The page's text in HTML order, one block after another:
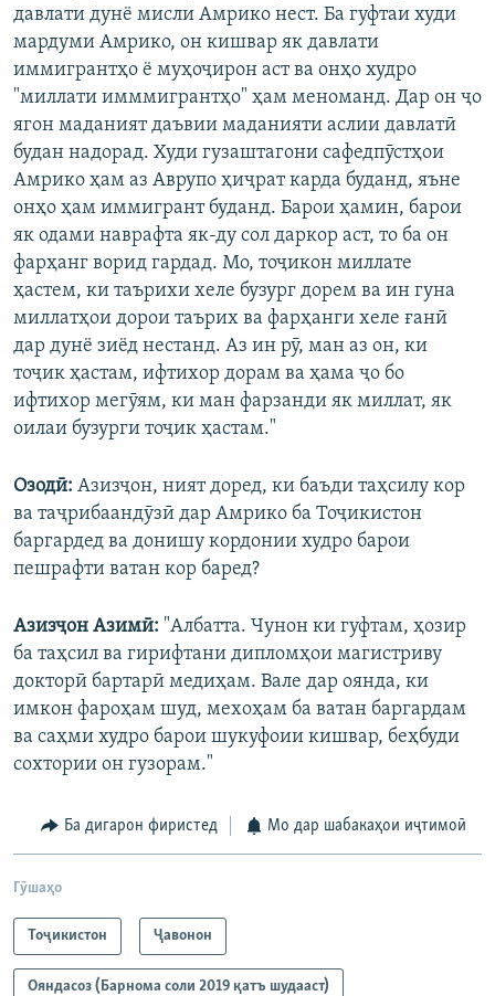
давлати дунё мисли Амрико нест. Ба гуфтаи худи
мардуми Амрико, он кишвар як давлати
иммигрантҳо ё муҳоҷирон аст ва онҳо худро
"миллати имммигрантҳо" ҳам меноманд. Дар он ҷо
ягон маданият даъвии маданияти аслии давлатӣ
будан надорад. Худи гузаштагони сафедпӯстҳои
Амрико ҳам аз Аврупо ҳиҷрат карда буданд, яъне
онҳо ҳам иммигрант буданд. Барои ҳамин, барои
як одами наврафта як-ду сол даркор аст, то ба он
фарҳанг ворид гардад. Мо, тоҷикон миллате
ҳастем, ки таърихи хеле бузург дорем ва ин гуна
миллатҳои дорои таърих ва фарҳанги хеле ғанӣ
дар дунё зиёд нестанд. Аз ин рӯ, ман аз он, ки
тоҷик ҳастам, ифтихор дорам ва ҳама ҷо бо
ифтихор мегӯям, ки ман фарзанди як миллат, як
оилаи бузурги тоҷик ҳастам."
Озодӣ: Азизҷон, ният доред, ки баъди таҳсилу кор
ва таҷрибаандӯзӣ дар Амрико ба Тоҷикистон
баргардед ва донишу кордонии худро барои
пешрафти ватан кор баред?
Азизҷон Азимӣ: "Албaтта. Чунон ки гуфтам, ҳозир
ба таҳсил ва гирифтани дипломҳои магистриву
докторӣ бартарӣ медиҳам. Вале дар оянда, ки
имкон фароҳам шуд, мехоҳам ба ватан баргардам
ва саҳми худро барои шукуфоии кишвар, беҳбуди
сохтории он гузорам."
Ба дигарон фиристед Мо дар шабакаҳои иҷтимоӣ
Гӯшаҳо
Тоҷикистон Ҷавонон
Ояндасоз (Барнома соли 2019 қатъ шудааст)